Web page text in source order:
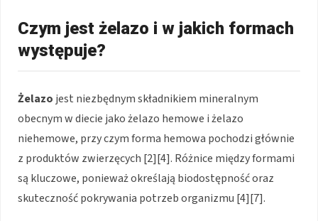
Czym jest żelazo i w jakich formach
występuje?
Żelazo jest niezbędnym składnikiem mineralnym
obecnym w diecie jako żelazo hemowe i żelazo
niehemowe, przy czym forma hemowa pochodzi głównie
z produktów zwierzęcych [2][4]. Różnice między formami
są kluczowe, ponieważ określają biodostępność oraz
skuteczność pokrywania potrzeb organizmu [4][7].